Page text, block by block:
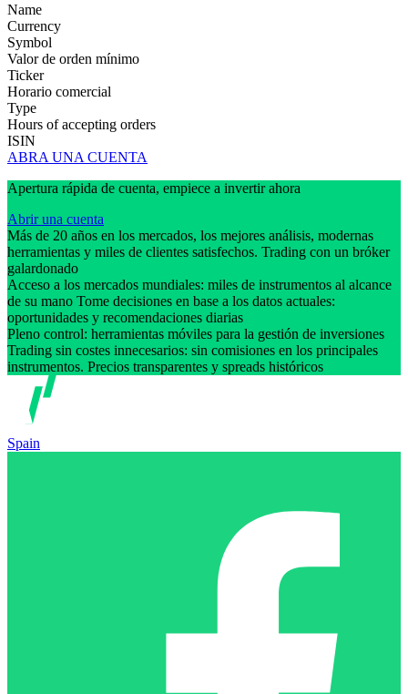
Name
Currency
Symbol
Valor de orden mínimo
Ticker
Horario comercial
Type
Hours of accepting orders
ISIN
ABRA UNA CUENTA
Apertura rápida de cuenta, empiece a invertir ahora
Abrir una cuenta
Más de 20 años en los mercados, los mejores análisis, modernas
herramientas y miles de clientes satisfechos. Trading con un bróker
galardonado
Acceso a los mercados mundiales: miles de instrumentos al alcance
de su mano Tome decisiones en base a los datos actuales:
oportunidades y recomendaciones diarias
Pleno control: herramientas móviles para la gestión de inversiones
Trading sin costes innecesarios: sin comisiones en los principales
instrumentos. Precios transparentes y spreads históricos
Spain